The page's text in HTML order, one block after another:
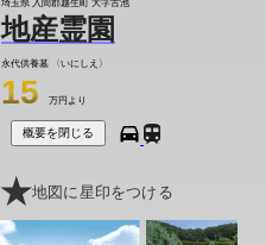
埼玉県 入間郡越生町 大字古池
地産霊園
永代供養墓 〈いにしえ〉
15 万円より
概要を閉じる
地図に星印をつける